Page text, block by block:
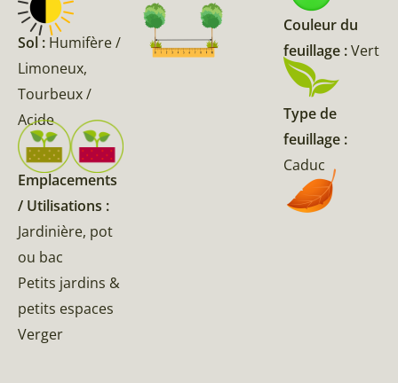
Sol : Humifère /
Limoneux,
Tourbeux /
Acide
Emplacements
/ Utilisations :
Jardinière, pot
ou bac
Petits jardins &
petits espaces
Verger
Couleur du
feuillage :Vert
Type de
feuillage :
Caduc